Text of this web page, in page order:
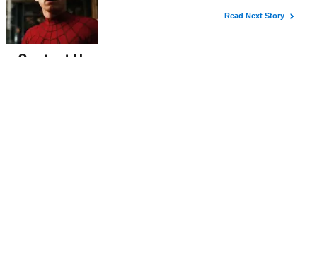
Stressbusterlive.com पर आपको मिलेंगी बॉलीवुड और हॉलीवुड समाचार, टीवी शो,
मूवी रिव्यु, सेलिब्रिटी इंटरव्यू, क्षेत्रीय सिनेमा, वेब सीरीज से जुड़ी सबसे लेटेस्ट और विस्तृत
जानकारी। पाइये Page 3 दुनिया की सभी चटपटी खबरें Stressbuster वेबसाइट पर।
Contact Us